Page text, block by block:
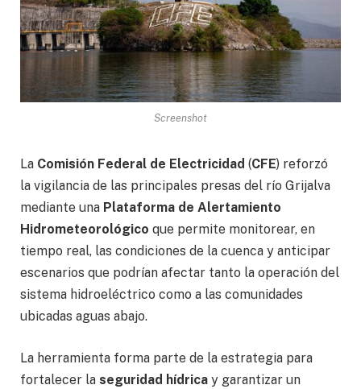
Screenshot
La Comisión Federal de Electricidad (CFE) reforzó
la vigilancia de las principales presas del río Grijalva
mediante una Plataforma de Alertamiento
Hidrometeorológico que permite monitorear, en
tiempo real, las condiciones de la cuenca y anticipar
escenarios que podrían afectar tanto la operación del
sistema hidroeléctrico como a las comunidades
ubicadas aguas abajo.
La herramienta forma parte de la estrategia para
fortalecer la seguridad hídrica y garantizar un